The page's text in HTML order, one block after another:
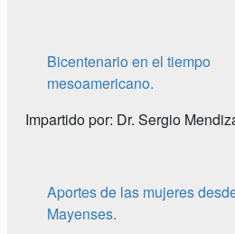
Bicentenario en el tiempo
mesoamericano.
Impartido por: Dr. Sergio
Aportes de las mujeres
Mayenses.